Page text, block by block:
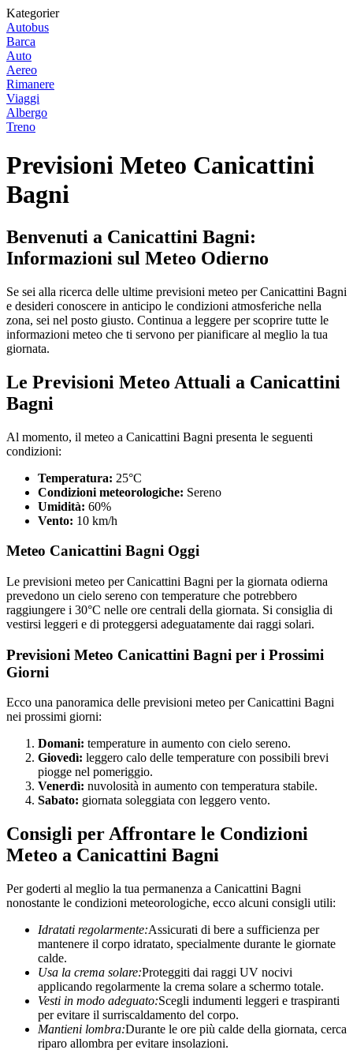
Kategorier
Autobus
Barca
Auto
Aereo
Rimanere
Viaggi
Albergo
Treno
Previsioni Meteo Canicattini
Bagni
Benvenuti a Canicattini Bagni:
Informazioni sul Meteo Odierno
Se sei alla ricerca delle ultime previsioni meteo per Canicattini Bagni
e desideri conoscere in anticipo le condizioni atmosferiche nella
zona, sei nel posto giusto. Continua a leggere per scoprire tutte le
informazioni meteo che ti servono per pianificare al meglio la tua
giornata.
Le Previsioni Meteo Attuali a Canicattini
Bagni
Al momento, il meteo a Canicattini Bagni presenta le seguenti
condizioni:
Temperatura: 25°C
Condizioni meteorologiche: Sereno
Umidità: 60%
Vento: 10 km/h
Meteo Canicattini Bagni Oggi
Le previsioni meteo per Canicattini Bagni per la giornata odierna
prevedono un cielo sereno con temperature che potrebbero
raggiungere i 30°C nelle ore centrali della giornata. Si consiglia di
vestirsi leggeri e di proteggersi adeguatamente dai raggi solari.
Previsioni Meteo Canicattini Bagni per i Prossimi
Giorni
Ecco una panoramica delle previsioni meteo per Canicattini Bagni
nei prossimi giorni:
Domani: temperature in aumento con cielo sereno.
Giovedì: leggero calo delle temperature con possibili brevi
piogge nel pomeriggio.
Venerdì: nuvolosità in aumento con temperatura stabile.
Sabato: giornata soleggiata con leggero vento.
Consigli per Affrontare le Condizioni
Meteo a Canicattini Bagni
Per goderti al meglio la tua permanenza a Canicattini Bagni
nonostante le condizioni meteorologiche, ecco alcuni consigli utili:
Idratati regolarmente:Assicurati di bere a sufficienza per
mantenere il corpo idratato, specialmente durante le giornate
calde.
Usa la crema solare:Proteggiti dai raggi UV nocivi
applicando regolarmente la crema solare a schermo totale.
Vesti in modo adeguato:Scegli indumenti leggeri e traspiranti
per evitare il surriscaldamento del corpo.
Mantieni lombra:Durante le ore più calde della giornata, cerca
riparo allombra per evitare insolazioni.